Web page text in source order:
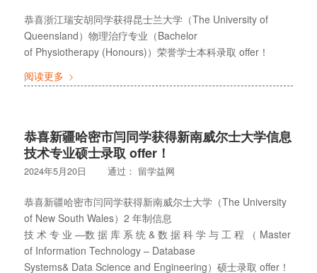
恭喜浙江瑞安胡同学获得昆士兰大学（The University of
Queensland）物理治疗专业（Bachelor
of Physiotherapy (Honours)）荣誉学士本科录取 offer！
阅读更多
恭喜新疆哈密市闫同学获得新南威尔士大学信息
技术专业硕士录取 offer！
2024年5月20日 通过： 留学益网
恭喜新疆哈密市闫同学获得新南威尔士大学（The University
of New South Wales）2 年制信息
技 术 专 业 —数 据 库 系 统 & 数 据 科 学 与 工 程 （ Master
of Information Technology – Database
Systems& Data Science and Engineering）硕士录取 offer！